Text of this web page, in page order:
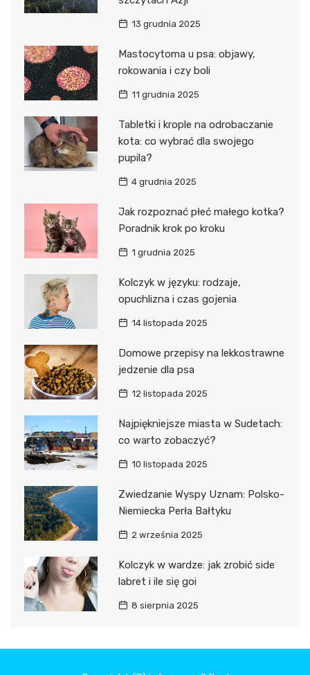
13 grudnia 2025
Mastocytoma u psa: objawy,
rokowania i czy boli
11 grudnia 2025
Tabletki i krople na odrobaczanie
kota: co wybrać dla swojego
pupila?
4 grudnia 2025
Jak rozpoznać płeć małego kotka?
Poradnik krok po kroku
1 grudnia 2025
Kolczyk w języku: rodzaje,
opuchlizna i czas gojenia
14 listopada 2025
Domowe przepisy na lekkostrawne
jedzenie dla psa
12 listopada 2025
Najpiękniejsze miasta w Sudetach:
co warto zobaczyć?
10 listopada 2025
Zwiedzanie Wyspy Uznam: Polsko-
Niemiecka Perła Bałtyku
2 września 2025
Kolczyk w wardze: jak zrobić side
labret i ile się goi
8 sierpnia 2025